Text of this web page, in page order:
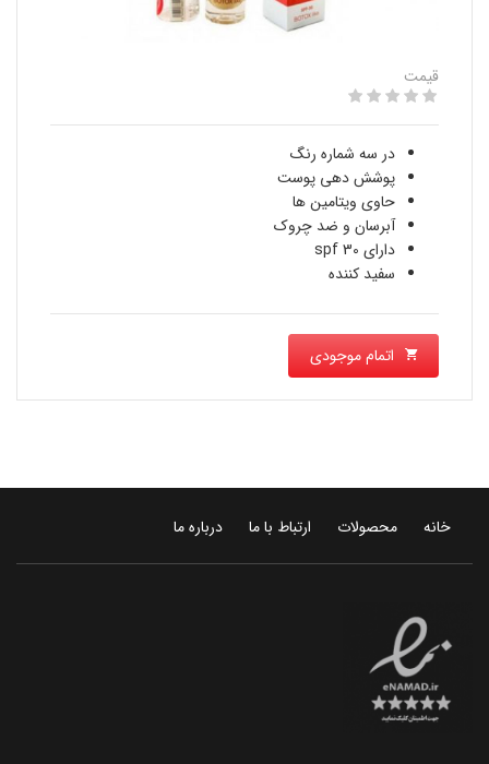
قیمت
در سه شماره رنگ
پوشش دهی پوست
حاوی ویتامین ها
آبرسان و ضد چروک
دارای spf 30
سفید کننده
اتمام موجودی
خانه محصولات ارتباط با ما درباره ما